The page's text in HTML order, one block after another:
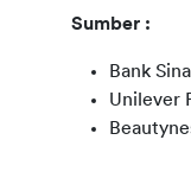
Sumber :
Bank
Unilever